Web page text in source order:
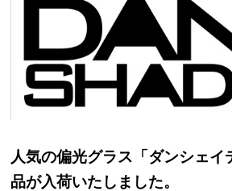
人気の偏光グラス「ダンシェイ
品が入荷いたしました。